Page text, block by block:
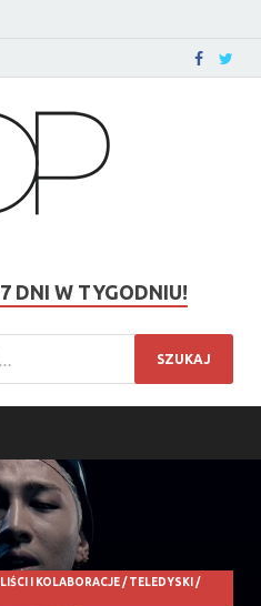
DNI W TYGODNIU!
I KOLABORACJE/TELEDYSKI /